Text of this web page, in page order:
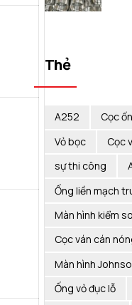
Thẻ
A252 Cọc
Vỏ bọc
Cọc
sự thi công
Ống liền mạch
Màn hình kiểm
Cọc ván cán
Màn hình
Ống vỏ đục lỗ